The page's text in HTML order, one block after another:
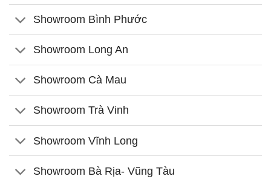
Showroom Bình Phước
Showroom Long An
Showroom Cà Mau
Showroom Trà Vinh
Showroom Vĩnh Long
Showroom Bà Rịa- Vũng Tàu